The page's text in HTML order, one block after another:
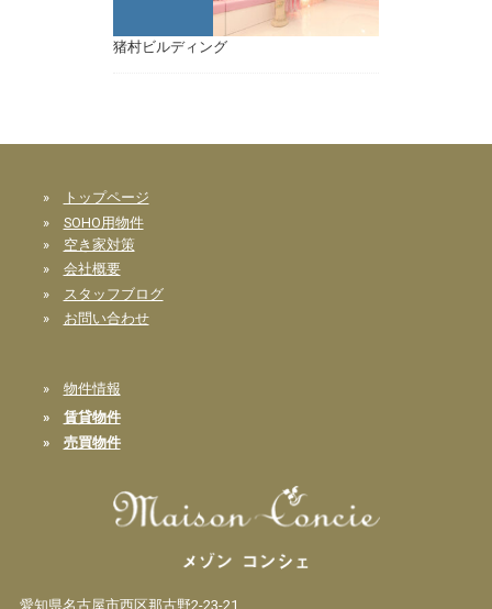
猪村ビルディング
»
トップページ
» SOHO用物件
» 空き家対策
» 会社概要
»
スタッフブログ
» お問い合わせ
» 物件情報
» 賃貸物件
» 売買物件
愛知県名古屋市西区那古野2-23-21